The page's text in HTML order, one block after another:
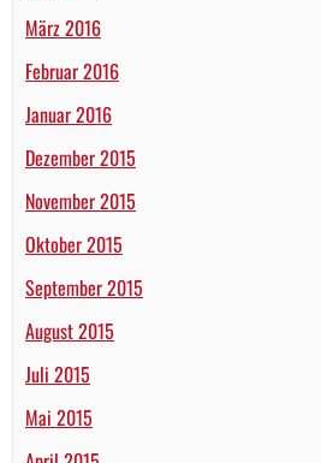
März 2016
Februar 2016
Januar 2016
Dezember 2015
November 2015
Oktober 2015
September 2015
August 2015
Juli 2015
Mai 2015